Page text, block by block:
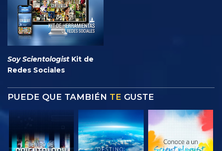
Soy Scientologist Kit de
Redes Sociales
PUEDE QUE TAMBIÉN TE GUSTE